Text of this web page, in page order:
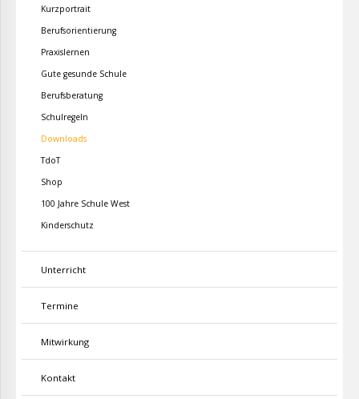
Kurzportrait
Berufsorientierung
Praxislernen
Gute gesunde Schule
Berufsberatung
Schulregeln
Downloads
TdoT
Shop
100 Jahre Schule West
Kinderschutz
Unterricht
Termine
Mitwirkung
Kontakt